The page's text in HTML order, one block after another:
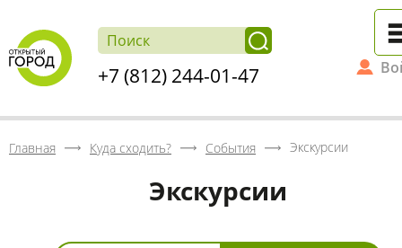
+7 (812) 244-01-47
Главная Куда сходить? События Экскурсии
Экскурсии